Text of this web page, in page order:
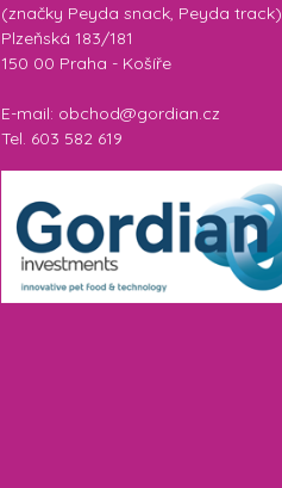
(značky Peyda snack, Peyda track)
Plzeňská 183/181
150 00 Praha - Košíře
E-mail: obchod@gordian.cz
Tel. 603 582 619